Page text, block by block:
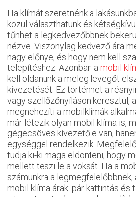
Ha klímát szeretnénk a
közül választhatunk és
tűnhet a legkedvezőbbnek
nézve. Viszonylag kedvező ára
nagy előnye, és hogy nem kell
telepítéshez. Azonban a mobil
kell oldanunk a meleg levegőt
kivezetését. Ez történhet a
vagy szellőzőnyíláson keresztül,
megnehezíti a mobilklímák
már létezik olyan mobil klíma is,
gégecsöves kivezetője van,
egységgel rendelkezik.
tudja ki-ki maga eldönteni, hogy
mellett teszi le a voksát. Ha a
számunkra a legmegfelelőbbnek,
mobil klíma árak: pár kattintás és